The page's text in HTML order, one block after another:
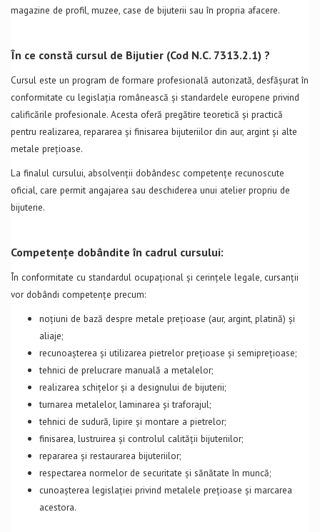
magazine de profil, muzee, case de bijuterii sau în propria afacere.
În ce constă cursul de Bijutier (Cod N.C. 7313.2.1) ?
Cursul este un program de formare profesională autorizată, desfășurat în
conformitate cu legislația românească și standardele europene privind
calificările profesionale. Acesta oferă pregătire teoretică și practică
pentru realizarea, repararea și finisarea bijuteriilor din aur, argint și alte
metale prețioase.
La finalul cursului, absolvenții dobândesc competențe recunoscute
oficial, care permit angajarea sau deschiderea unui atelier propriu de
bijuterie.
Competențe dobândite în cadrul cursului:
În conformitate cu standardul ocupațional și cerințele legale, cursanții
vor dobândi competențe precum:
noțiuni de bază despre metale prețioase (aur, argint, platină) și
aliaje;
recunoașterea și utilizarea pietrelor prețioase și semiprețioase;
tehnici de prelucrare manuală a metalelor;
realizarea schițelor și a designului de bijuterii;
turnarea metalelor, laminarea și traforajul;
tehnici de sudură, lipire și montare a pietrelor;
finisarea, lustruirea și controlul calității bijuteriilor;
repararea și restaurarea bijuteriilor;
respectarea normelor de securitate și sănătate în muncă;
cunoașterea legislației privind metalele prețioase și marcarea
acestora.